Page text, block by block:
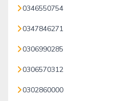
0346550754
0347846271
0306990285
0306570312
0302860000